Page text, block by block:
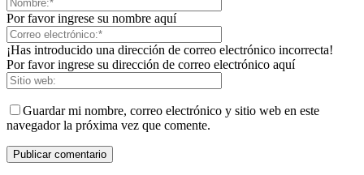
Por favor ingrese su nombre aquí
¡Has introducido una dirección de correo electrónico incorrecta!
Por favor ingrese su dirección de correo electrónico aquí
Guardar mi nombre, correo electrónico y sitio web en este
navegador la próxima vez que comente.